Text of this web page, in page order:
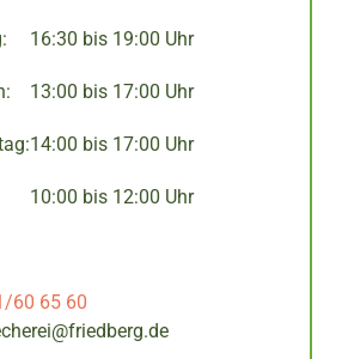
16:30 bis 19:00 Uhr
13:00 bis 17:00 Uhr
14:00 bis 17:00 Uhr
10:00 bis 12:00 Uhr
60 65 60